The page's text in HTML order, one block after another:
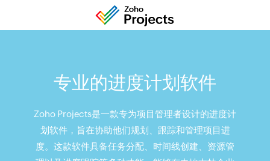
专业的进度计划软件
Zoho Projects是一款专为项目管理者设计的进度计
划软件，旨在协助他们规划、跟踪和管理项目进
度。这款软件具备任务分配、时间线创建、资源管